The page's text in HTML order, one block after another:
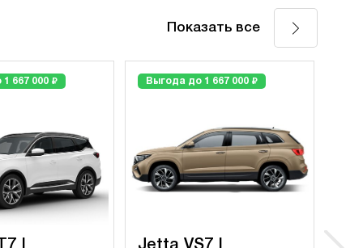
667 000 ₽ Выгода до 1 667 000 ₽
Показать все